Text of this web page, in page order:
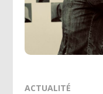
ACTUALITÉ